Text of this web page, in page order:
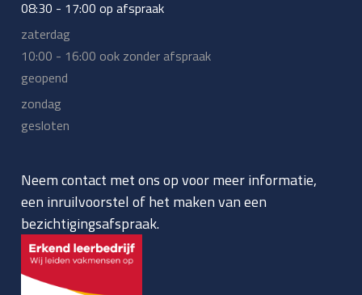
08:30 - 17:00 op afspraak
zaterdag
10:00 - 16:00 ook zonder afspraak
geopend
zondag
gesloten
Neem contact met ons op voor meer informatie,
een inruilvoorstel of het maken van een
bezichtigingsafspraak.